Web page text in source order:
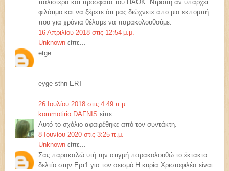
παλιότερα και πρόσφατα του ΠΑΟΚ. Ντροπή άν υπάρχει
φιλότιμο και να ξέρετε ότι μας διώχνετε απο μια εκπομπή
που για χρόνια θέλαμε να παρακολουθούμε.
16 Απριλίου 2018 στις 12:54 μ.μ.
Unknown είπε...
etge
eyge sthn ERT
26 Ιουλίου 2018 στις 4:49 π.μ.
kommotirio DAFNIS είπε...
Αυτό το σχόλιο αφαιρέθηκε από τον συντάκτη.
8 Ιουνίου 2020 στις 3:25 π.μ.
Unknown είπε...
Σας παρακαλώ υτή την στιγμή παρακολουθώ το έκτακτο
δελτίο στην Ερτ1 γισ τον σεισμό.Η κυρία Χριστοφιλέα είναι